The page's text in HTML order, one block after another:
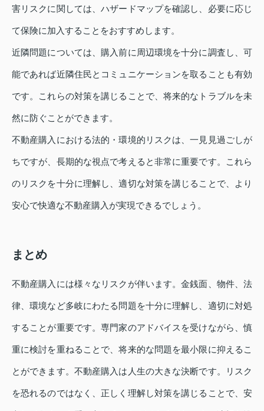
害リスクに関しては、ハザードマップを確認し、必要に応じ
て保険に加入することをおすすめします。
近隣問題については、購入前に周辺環境を十分に調査し、可
能であれば近隣住民とコミュニケーションを取ることも有効
です。これらの対策を講じることで、将来的なトラブルを未
然に防ぐことができます。
不動産購入における法的・環境的リスクは、一見見過ごしが
ちですが、長期的な視点で考えると非常に重要です。これら
のリスクを十分に理解し、適切な対策を講じることで、より
安心で快適な不動産購入が実現できるでしょう。
まとめ
不動産購入には様々なリスクが伴います。金銭面、物件、法
律、環境など多岐にわたる問題を十分に理解し、適切に対処
することが重要です。専門家のアドバイスを受けながら、慎
重に検討を重ねることで、将来的な問題を最小限に抑えるこ
とができます。不動産購入は人生の大きな決断です。リスク
を恐れるのではなく、正しく理解し対策を講じることで、安